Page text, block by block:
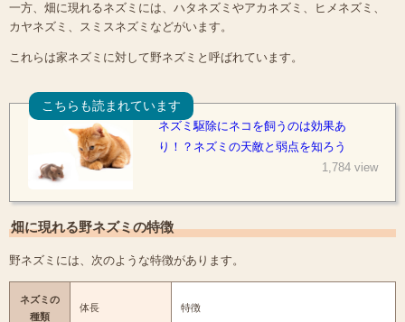
一方、畑に現れるネズミには、ハタネズミやアカネズミ、ヒメネズミ、
カヤネズミ、スミスネズミなどがいます。
これらは家ネズミに対して野ネズミと呼ばれています。
こちらも読まれています
ネズミ駆除にネコを飼うのは効果あ
り！？ネズミの天敵と弱点を知ろう
1,784 view
畑に現れる野ネズミの特徴
野ネズミには、次のような特徴があります。
ネズミの
種類
体長 特徴